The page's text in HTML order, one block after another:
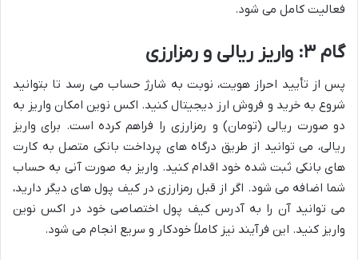
فعالیت کامل می شود.
گام ۳: واریز ریالی و رمزارزی
پس از تأیید احراز هویت، نوبت به شارژ حساب می رسد تا بتوانید
شروع به خرید و فروش ارز دیجیتال کنید. اکس نوین امکان واریز به
دو صورت ریالی (تومان) و رمزارزی را فراهم کرده است. برای واریز
ریالی، می توانید از طریق درگاه های پرداخت بانکی متصل به کارت
های بانکی ثبت شده خود اقدام کنید. واریز به صورت آنی به حساب
شما اضافه می شود. اگر از قبل رمزارزی در کیف پول های دیگر دارید،
می توانید آن را به آدرس کیف پول اختصاصی خود در اکس نوین
واریز کنید. این فرآیند نیز کاملاً خودکار و سریع انجام می شود.